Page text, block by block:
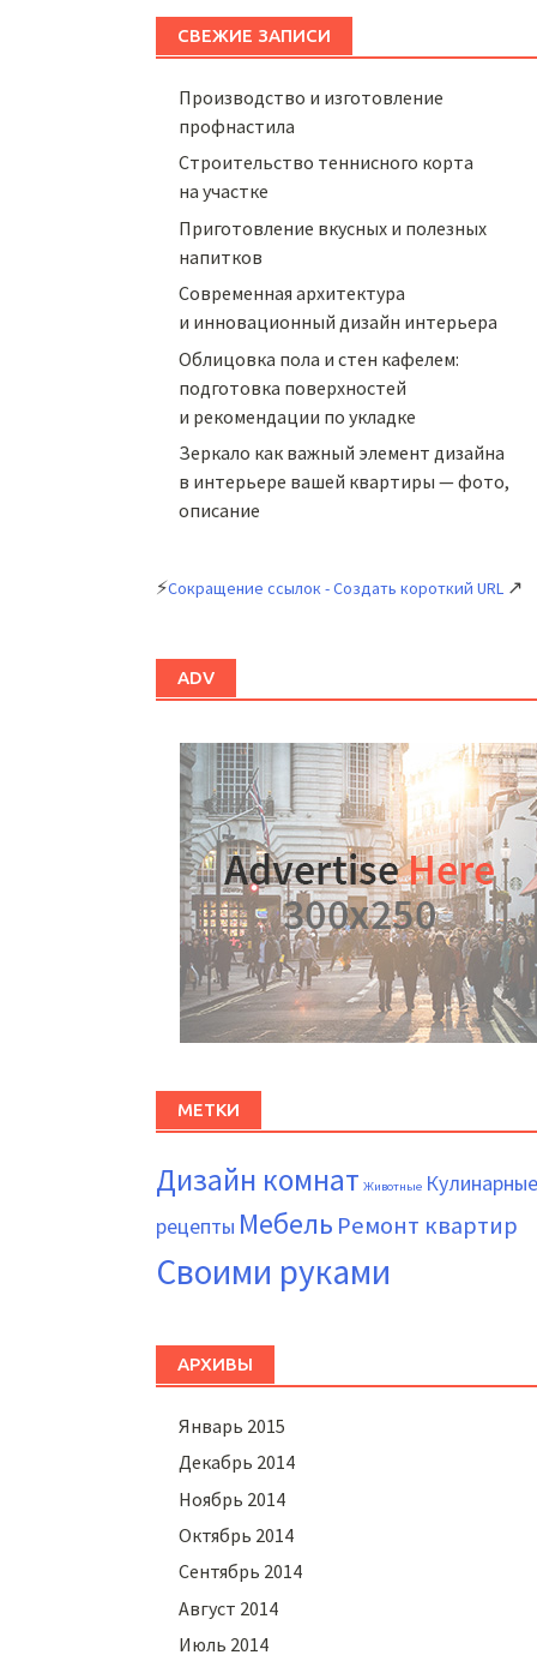
СВЕЖИЕ ЗАПИСИ
Производство и изготовление
профнастила
Строительство теннисного корта
на участке
Приготовление вкусных и полезных
напитков
Cовременная архитектура
и инновационный дизайн интерьера
Облицовка пола и стен кафелем:
подготовка поверхностей
и рекомендации по укладке
Зеркало как важный элемент дизайна
в интерьере вашей квартиры — фото,
описание
⚡Сокращение ссылок - Создать короткий URL ↗
ADV
МЕТКИ
Дизайн комнат Животные Кулинарные
рецепты Мебель Ремонт квартир
Своими руками
АРХИВЫ
Январь 2015
Декабрь 2014
Ноябрь 2014
Октябрь 2014
Сентябрь 2014
Август 2014
Июль 2014